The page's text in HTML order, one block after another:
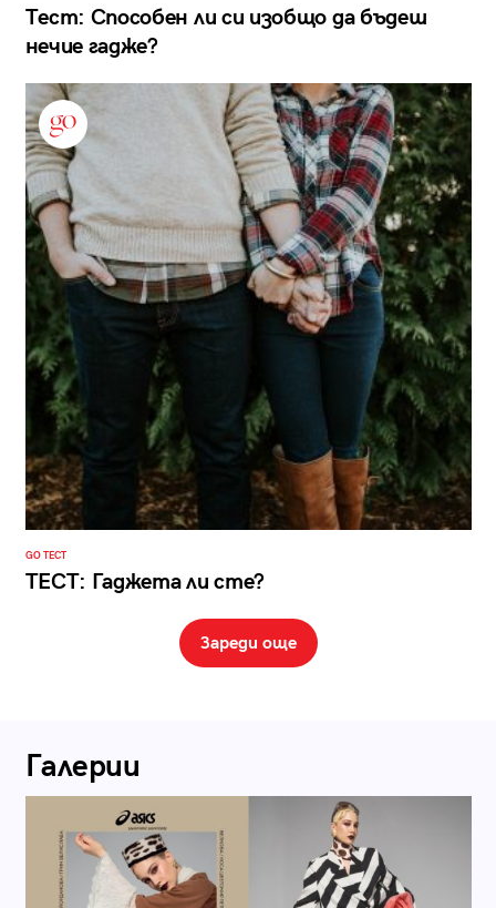
Тест: Способен ли си изобщо да бъдеш
нечие гадже?
GO ТЕСТ
ТЕСТ: Гаджета ли сте?
Зареди още
Галерии